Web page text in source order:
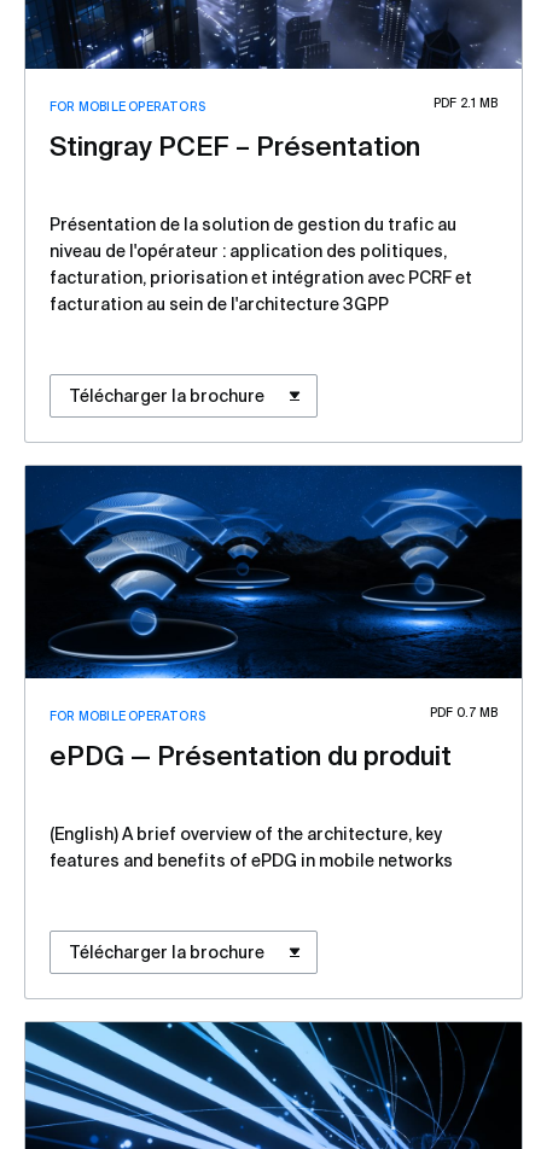
FOR MOBILE OPERATORS PDF 2.1 MB
Stingray PCEF – Présentation
Présentation de la solution de gestion du trafic au
niveau de l'opérateur : application des politiques,
facturation, priorisation et intégration avec PCRF et
facturation au sein de l'architecture 3GPP
Télécharger la brochure
FOR MOBILE OPERATORS PDF 0.7 MB
ePDG — Présentation du produit
(English) A brief overview of the architecture, key
features and benefits of ePDG in mobile networks
Télécharger la brochure